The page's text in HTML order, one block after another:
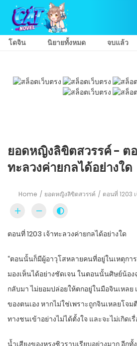
โดจิน นิยายทั้งหมด จบแล้ว
ยอดหญิงลิขิตสวรรค์ - ตอ
ทะลวงค่ายกลได้อย่างใด
Home ยอดหญิงลิขิตสวรรค์ ตอนที่ 1203
ตอนที่ 1203 เจ้าทะลวงค่ายกลได้อย่างใด
“ตอนนั้นก็มีผู้อาวุโสหลายคนที่อยู่ในเหตุก
มองเห็นได้อย่างชัดเจน ในตอนนั้นศิษย์น้อ
กลับมา ไม่ยอมปล่อยให้ตกอยู่ในมือจินเหลย
ของตนเอง หากไม่ใช่เพราะถูกจินเหลยโจ
ทางชนเข้าอย่างไม่ได้ตั้งใจ และจะไม่เกิดเ